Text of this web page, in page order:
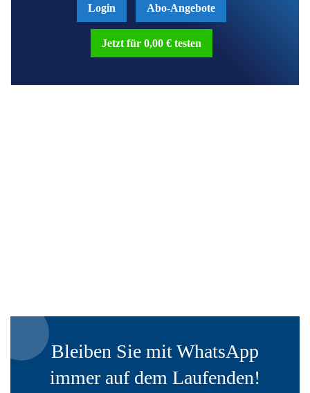
Login Abo-Angebote
Jetzt für 0,00 € testen
Bleiben Sie mit WhatsApp
immer auf dem Laufenden!